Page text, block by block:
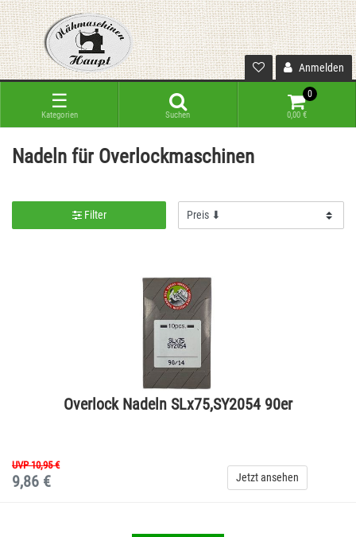
Anmelden
☰
Kategorien Suchen
0
0,00 €
Nadeln für Overlockmaschinen
Filter
Overlock Nadeln SLx75,SY2054 90er
UVP 10,95 €
9,86 € Jetzt ansehen